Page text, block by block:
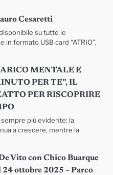
Cesaretti
su tutte le
formato USB card “ATRIO”,
MENTALE E
PER TE”, IL
PER RISCOPRIRE
più evidente: la
a crescere, mentre la
Vito con Chico Buarque
24 ottobre 2025 – Parco